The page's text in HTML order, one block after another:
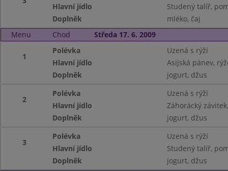
Hlavní jídlo
Studený talíř,
Doplněk
mléko, čaj
Menu
Chod Středa 17. 6. 2009
1
Polévka
Uzená s rýží
Hlavní jídlo
Asijská pánev,
Doplněk
jogurt, džus
2
Polévka
Uzená s rýží
Hlavní jídlo
Záhorácký
Doplněk
jogurt, džus
3
Polévka
Uzená s rýží
Hlavní jídlo
Studený talíř,
Doplněk
jogurt, džus